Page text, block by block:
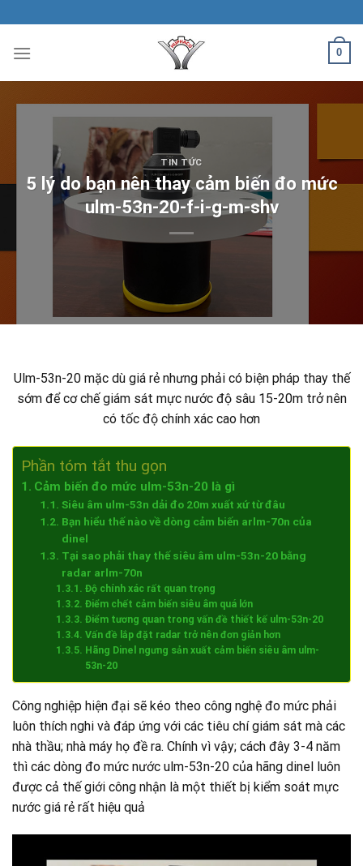
to
content
0
TIN TỨC
5 lý do bạn nên thay cảm biến đo mức
ulm-53n-20-f-i-g-m-shv
Ulm-53n-20 mặc dù giá rẻ nhưng phải có biện pháp thay thế
sớm để cơ chế giám sát mực nước độ sâu 15-20m trở nên
có tốc độ chính xác cao hơn
Phần tóm tắt thu gọn
Cảm biến đo mức ulm-53n-20 là gì
Siêu âm ulm-53n dải đo 20m xuất xứ từ đâu
Bạn hiểu thế nào về dòng cảm biến arlm-70n của
dinel
Tại sao phải thay thế siêu âm ulm-53n-20 bằng
radar arlm-70n
Độ chính xác rất quan trọng
Điểm chết cảm biến siêu âm quá lớn
Điểm tương quan trong vấn đề thiết kế ulm-53n-20
Vấn đề lắp đặt radar trở nên đơn giản hơn
Hãng Dinel ngưng sản xuất cảm biến siêu âm ulm-
53n-20
Công nghiệp hiện đại sẽ kéo theo công nghệ đo mức phải
luôn thích nghi và đáp ứng với các tiêu chí giám sát mà các
nhà thầu; nhà máy họ đề ra. Chính vì vậy; cách đây 3-4 năm
thì các dòng đo mức nước ulm-53n-20 của hãng dinel luôn
được cả thế giới công nhận là một thiết bị kiểm soát mực
nước giá rẻ rất hiệu quả